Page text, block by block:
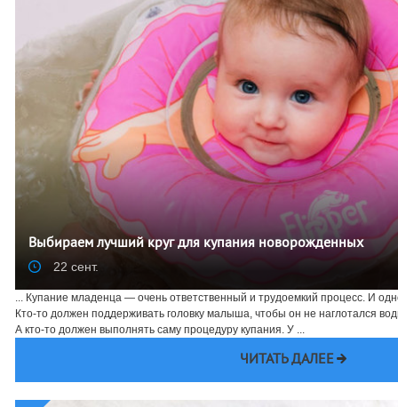
Выбираем лучший круг для купания новорожденных
22 сент.
... Купание младенца — очень ответственный и трудоемкий процесс. И
Кто-то должен поддерживать головку малыша, чтобы он не наглотался
А кто-то должен выполнять саму процедуру купания. У ...
ЧИТАТЬ ДАЛЕЕ